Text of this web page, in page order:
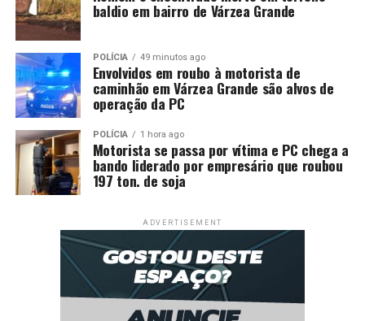
possam buscar o apoio necessário durante o
tratamento. O conhecimento desses direitos e a correta
aplicação das leis são ferramentas poderosas na luta
contra o câncer de mama, proporcionando uma melhor
qualidade de vida e dignidade às pacientes.
Talissa Nunes
é advogada especialista em Direito
Previdenciário.
Comentários
RELATED TOPICS: CÂNCER DESTAQUE
baldio em bairro de Várzea Grande
POLÍCIA 49 minutos ago
Envolvidos em roubo à motorista de
caminhão em Várzea Grande são alvos de
operação da PC
POLÍCIA 1 hora ago
Motorista se passa por vítima e PC chega a
bando liderado por empresário que roubou
197 ton. de soja
ADVERTISEMENT